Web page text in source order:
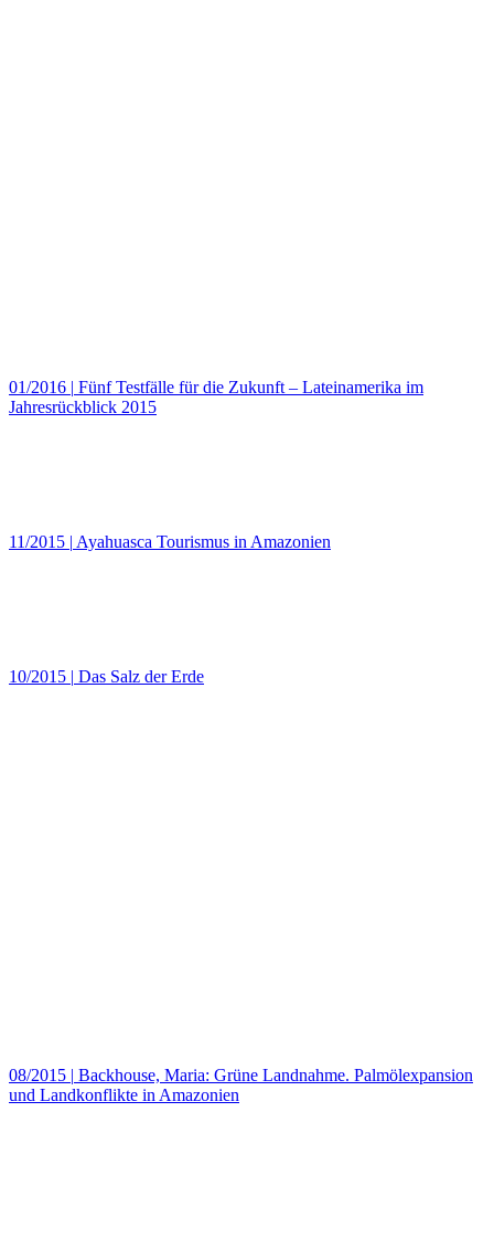
01/2016 | Fünf Testfälle für die Zukunft – Lateinamerika im
Jahresrückblick 2015
11/2015 | Ayahuasca Tourismus in Amazonien
10/2015 | Das Salz der Erde
08/2015 | Backhouse, Maria: Grüne Landnahme. Palmölexpansion
und Landkonflikte in Amazonien